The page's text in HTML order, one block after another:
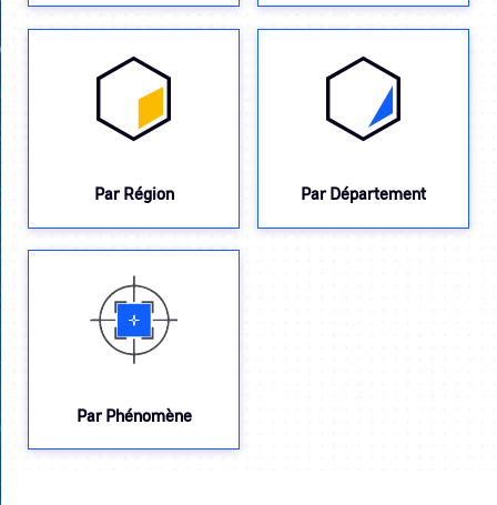
Par Région Par Département
Par Phénomène